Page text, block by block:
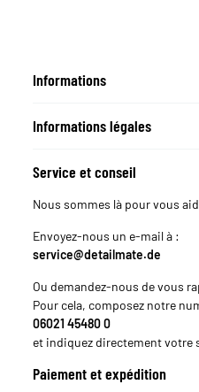
Informations
Informations légales
Service et conseil
Nous sommes là pour vous
Envoyez-nous un e-mail à :
service@detailmate.de
Ou demandez-nous de vous
Pour cela, composez notre
06021 45480 0
et indiquez directement votre
Paiement et expédition